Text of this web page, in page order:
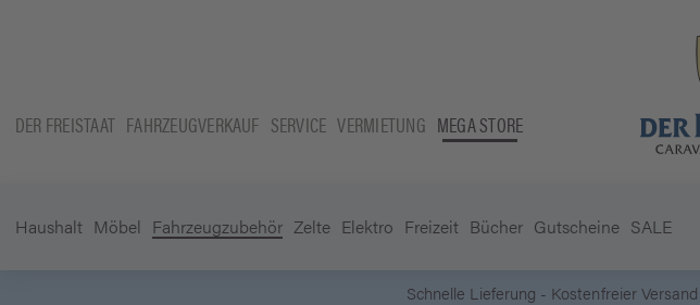
DER FREISTAAT FAHRZEUGVERKAUF SERVICE VERMIETUNG MEGA STORE
Haushalt Möbel Fahrzeugzubehör Zelte Elektro Freizeit Bücher Gutscheine SALE
Schnelle Lieferung - Kostenfreier